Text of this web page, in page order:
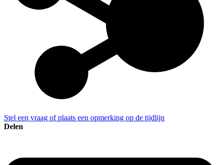
Stel een vraag of plaats een opmerking op de tijdlijn
Delen